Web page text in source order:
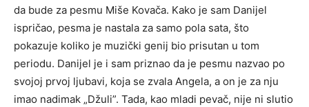
da bude za pesmu Miše Kovača. Kako je sam Danijel
ispričao, pesma je nastala za samo pola sata, što
pokazuje koliko je muzički genij bio prisutan u tom
periodu. Danijel je i sam priznao da je pesmu nazvao po
svojoj prvoj ljubavi, koja se zvala Angela, a on je za nju
imao nadimak „Džuli”. Tada, kao mladi pevač, nije ni slutio